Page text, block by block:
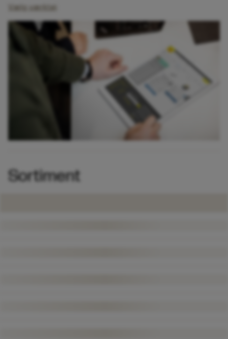
Vælg værktøj
Sortiment